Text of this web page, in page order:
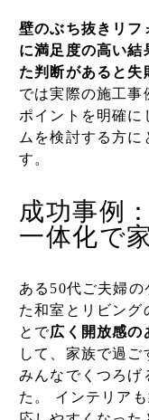
壁のぶち抜きリフ
に満足度の高い結
た判断があると失
では実際の施工事
ポイントを明確に
ムを検討する方
す。
成功事例
一体化で
ある50代ご夫婦
た和室とリビング
とで広く開放感の
して、家族で過
みんなでくつろげ
た。 インテリア